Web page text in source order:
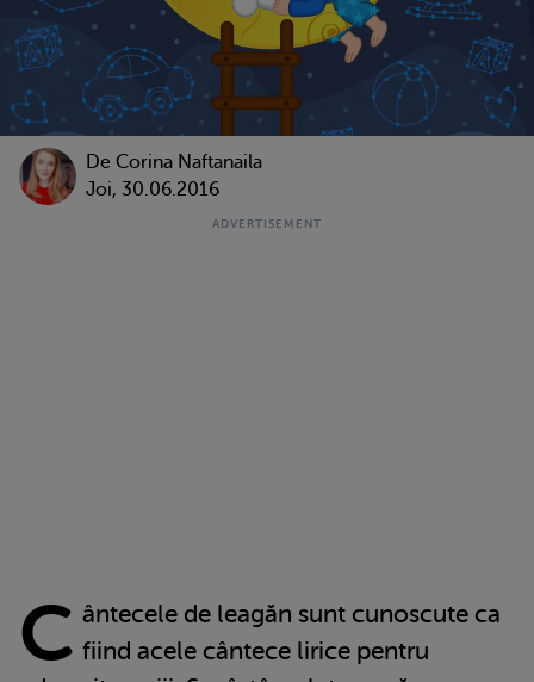
De Corina Naftanaila
Joi, 30.06.2016
C ântecele de leagăn sunt cunoscute ca
fiind acele cântece lirice pentru